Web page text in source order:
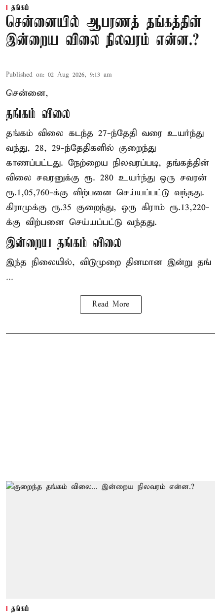
தங்கம்
சென்னையில் ஆபரணத் தங்கத்தின்
இன்றைய விலை நிலவரம் என்ன.?
Published on: 02 Aug 2026, 9:13 am
சென்னை,
தங்கம் விலை
தங்கம் விலை கடந்த 27-ந்தேதி வரை உயர்ந்து
வந்து, 28, 29-ந்தேதிகளில் குறைந்து
காணப்பட்டது. நேற்றைய நிலவரப்படி, தங்கத்தின்
விலை சவரனுக்கு ரூ. 280 உயர்ந்து ஒரு சவரன்
ரூ.1,05,760-க்கு விற்பனை செய்யப்பட்டு வந்தது.
கிராமுக்கு ரூ.35 குறைந்து, ஒரு கிராம் ரூ.13,220-
க்கு விற்பனை செய்யப்பட்டு வந்தது.
இன்றைய தங்கம் விலை
இந்த நிலையில், விடுமுறை தினமான இன்று தங்
...
Read More
தங்கம்